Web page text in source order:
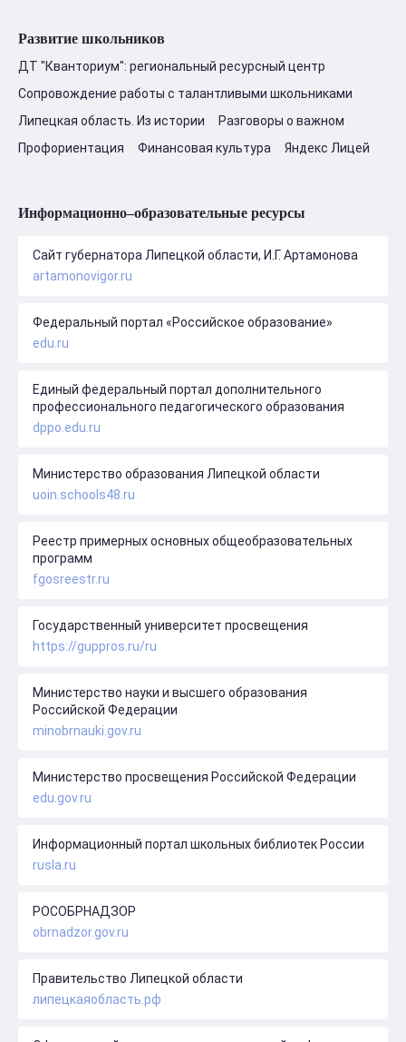
Развитие школьников
ДТ "Кванториум": региональный ресурсный центр
Сопровождение работы с талантливыми школьниками
Липецкая область. Из истории
Разговоры о важном
Профориентация
Финансовая культура Яндекс Лицей
Информационно–образовательные ресурсы
Сайт губернатора Липецкой области, И.Г. Артамонова
artamonovigor.ru
Федеральный портал «Российское образование»
edu.ru
Единый федеральный портал дополнительного
профессионального педагогического образования
dppo.edu.ru
Министерство образования Липецкой области
uoin.schools48.ru
Реестр примерных основных общеобразовательных
программ
fgosreestr.ru
Государственный университет просвещения
https://guppros.ru/ru
Министерство науки и высшего образования
Российской Федерации
minobrnauki.gov.ru
Министерство просвещения Российской Федерации
edu.gov.ru
Информационный портал школьных библиотек России
rusla.ru
РОСОБРНАДЗОР
obrnadzor.gov.ru
Правительство Липецкой области
липецкаяобласть.рф